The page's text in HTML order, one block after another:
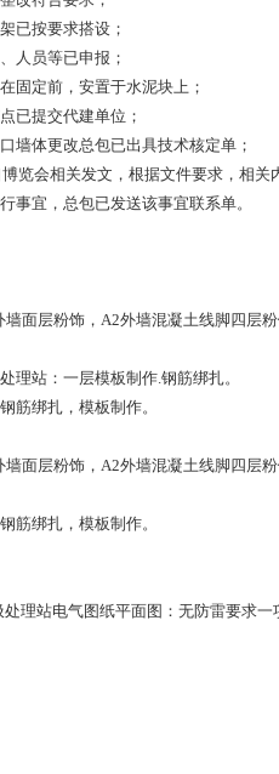
已按要求搭设；
人员等已申报；
固定前，安置于水泥块上；
已提交代建单位；
墙体更改总包已出具技术核定单；
览会相关发文，根据文件要求，相关
事宜，总包已发送该事宜联系单。
墙面层粉饰， A2外墙混凝土线脚四层
理站：一层模板制作. 钢筋绑扎。
筋绑扎，模板制作。
墙面层粉饰， A2外墙混凝土线脚四层
筋绑扎，模板制作。
理站电气图纸平面图：无防雷要求